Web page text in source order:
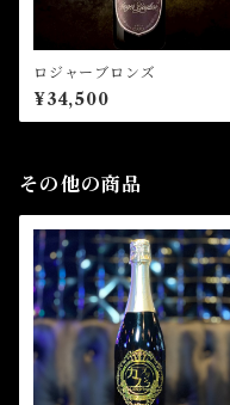
ロジャーブロンズ
¥34,500
その他の商品